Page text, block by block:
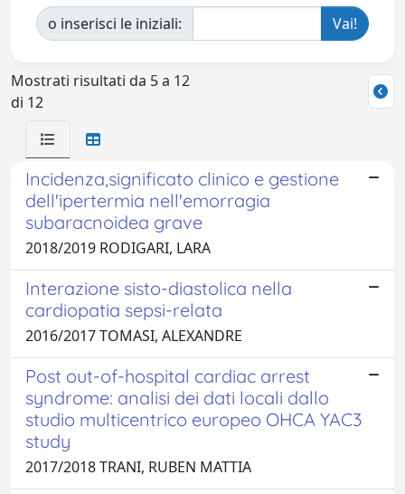
o inserisci le iniziali:
Mostrati risultati da 5 a 12
di 12
Incidenza,significato clinico e gestione
dell'ipertermia nell'emorragia
subaracnoidea grave
2018/2019 RODIGARI, LARA
Interazione sisto-diastolica nella
cardiopatia sepsi-relata
2016/2017 TOMASI, ALEXANDRE
Post out-of-hospital cardiac arrest
syndrome: analisi dei dati locali dallo
studio multicentrico europeo OHCA YAC3
study
2017/2018 TRANI, RUBEN MATTIA